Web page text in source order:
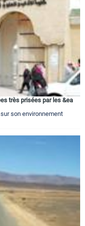
très prisées par les &ea
sur son environnement